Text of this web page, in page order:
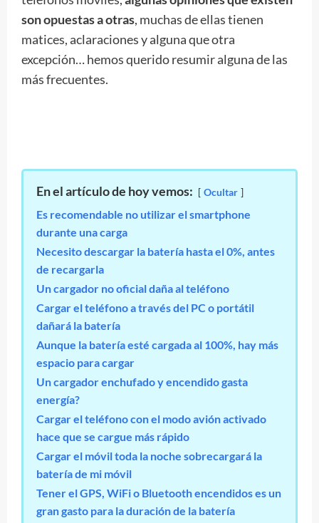
son opuestas a otras, muchas de ellas tienen
matices, aclaraciones y alguna que otra
excepción… hemos querido resumir alguna de las
más frecuentes.
En el artículo de hoy vemos: Ocultar
Es recomendable no utilizar el smartphone
durante una carga
Necesito descargar la batería hasta el 0%, antes
de recargarla
Un cargador no oficial daña al teléfono
Cargar el teléfono a través del PC o portátil
dañará la batería
Aunque la batería esté cargada al 100%, hay más
espacio para cargar
Un cargador enchufado y encendido gasta
energía?
Cargar el teléfono con el modo avión activado
hace que se cargue más rápido
Cargar el móvil toda la noche sobrecargará la
batería de mi móvil
Tener el GPS, WiFi o Bluetooth encendidos es un
gran gasto para la duración de la batería